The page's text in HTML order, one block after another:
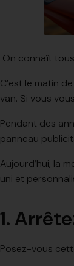
On connaît
C’est le matin
van. Si vous
Pendant des
panneau
Aujourd’hui, la
uni et
1.
Posez-vous